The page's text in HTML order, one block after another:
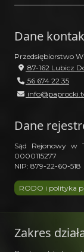
Dane
Przedsiębiorstwo
87-162 Lubicz
56 674 22 35
Dane
Sąd Rejonowy w
0000115277
NIP: 879-22-60-
RODO i polityka
Zakres